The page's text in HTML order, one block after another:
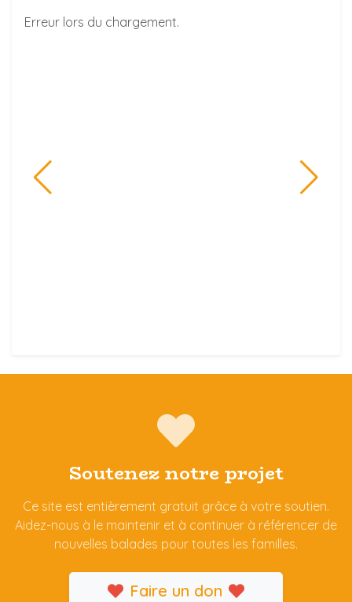
Erreur lors du chargement.
Soutenez notre projet
Ce site est entièrement gratuit grâce à votre soutien.
Aidez-nous à le maintenir et à continuer à référencer de
nouvelles balades pour toutes les familles.
Faire un don